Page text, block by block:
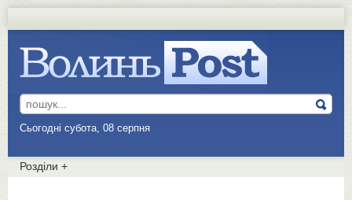
Сьогодні субота, 08 серпня
Розділи +